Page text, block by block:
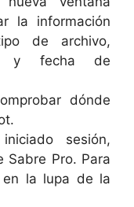
la información
de archivo,
y fecha de
dónde
sesión,
Sabre Pro. Para
la lupa de la